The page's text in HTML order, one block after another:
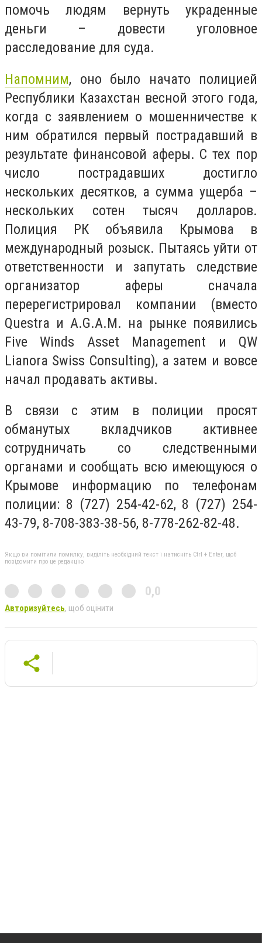
помочь людям вернуть украденные
деньги – довести уголовное
расследование для суда.
Напомним, оно было начато полицией
Республики Казахстан весной этого года,
когда с заявлением о мошенничестве к
ним обратился первый пострадавший в
результате финансовой аферы. С тех пор
число пострадавших достигло
нескольких десятков, а сумма ущерба –
нескольких сотен тысяч долларов.
Полиция РК объявила Крымова в
международный розыск. Пытаясь уйти от
ответственности и запутать следствие
организатор аферы сначала
перерегистрировал компании (вместо
Questra и A.G.A.M. на рынке появились
Five Winds Asset Management и QW
Lianora Swiss Consulting), а затем и вовсе
начал продавать активы.
В связи с этим в полиции просят
обманутых вкладчиков активнее
сотрудничать со следственными
органами и сообщать всю имеющуюся о
Крымове информацию по телефонам
полиции: 8 (727) 254-42-62, 8 (727) 254-
43-79, 8-708-383-38-56, 8-778-262-82-48.
Якщо ви помітили помилку, виділіть необхідний текст і натисніть Ctrl + Enter, щоб
повідомити про це редакцію
0,0
Авторизуйтесь, щоб оцінити